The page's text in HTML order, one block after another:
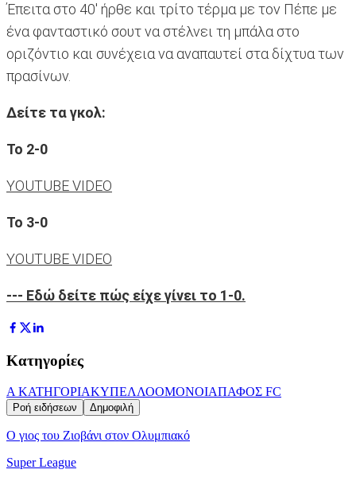
Έπειτα στο 40' ήρθε και τρίτο τέρμα με τον Πέπε με
ένα φανταστικό σουτ να στέλνει τη μπάλα στο
οριζόντιο και συνέχεια να αναπαυτεί στα δίχτυα των
πρασίνων.
Δείτε τα γκολ:
Το 2-0
YOUTUBE VIDEO
Το 3-0
YOUTUBE VIDEO
--- Εδώ δείτε πώς είχε γίνει το 1-0.
Κατηγορίες
Α ΚΑΤΗΓΟΡΙΑΚΥΠΕΛΛΟΟΜΟΝΟΙΑΠΑΦΟΣ FC
Ροή ειδήσεων Δημοφιλή
Ο γιος του Ζιοβάνι στον Ολυμπιακό
Super League